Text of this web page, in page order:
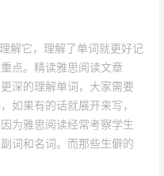
解它，理解了单词就更好记
点。精读雅思阅读文章
深的理解单词，大家需要
如果有的话就展开来写，
为雅思阅读经常考察学生
词和名词。而那些生僻的